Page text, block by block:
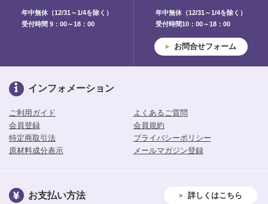
年中無休（12/31～1/4を除く）
受付時間 9：00～18：00
年中無休（12/31～1/4を除く）
受付時間10：00～18：00
お問合せフォーム
インフォメーション
ご利用ガイド
よくあるご質問
会員登録
会員規約
特定商取引法
プライバシーポリシー
原材料成分表示
メールマガジン登録
お支払い方法 詳しくはこちら